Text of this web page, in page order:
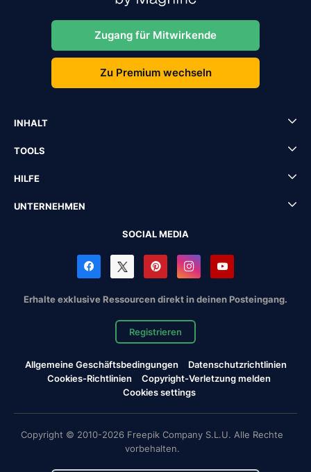
Zugang für Mitwirkende
Zu Premium wechseln
INHALT
TOOLS
HILFE
UNTERNEHMEN
SOCIAL MEDIA
Erhalte exklusive Ressourcen direkt in deinen Posteingang.
Registrieren
Allgemeine Geschäftsbedingungen
Datenschutzrichtlinien
Cookies-Richtlinien
Copyright-Verletzung melden
Cookies settings
Copyright © 2010-2026 Freepik Company S.L.U. Alle Rechte
vorbehalten.